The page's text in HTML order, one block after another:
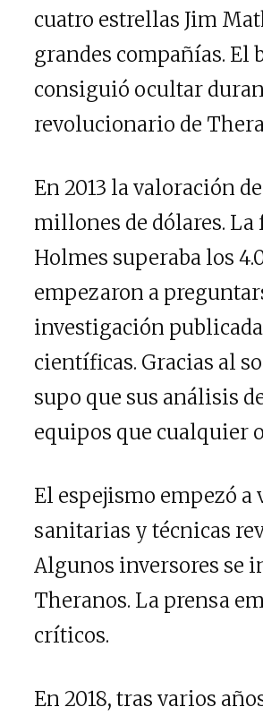
cuatro estrellas Jim
grandes compañías. El
consiguió ocultar
revolucionario de
En 2013 la valoración
millones de dólares.
Holmes superaba los
empezaron a
investigación
científicas. Gracias al
supo que sus análisis
equipos que cualquier
El espejismo empezó a
sanitarias y técnicas
Algunos inversores se
Theranos. La prensa
críticos.
En 2018, tras varios